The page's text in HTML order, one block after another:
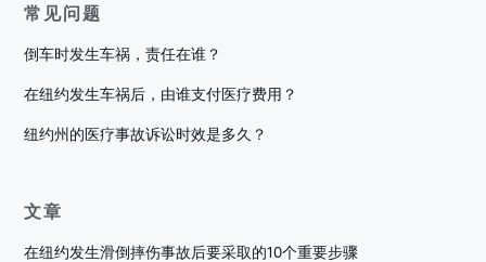
常见问题
倒车时发生车祸，责任在谁？
在纽约发生车祸后，由谁支付医疗费用？
纽约州的医疗事故诉讼时效是多久？
文章
在纽约发生滑倒摔伤事故后要采取的10个重要步骤